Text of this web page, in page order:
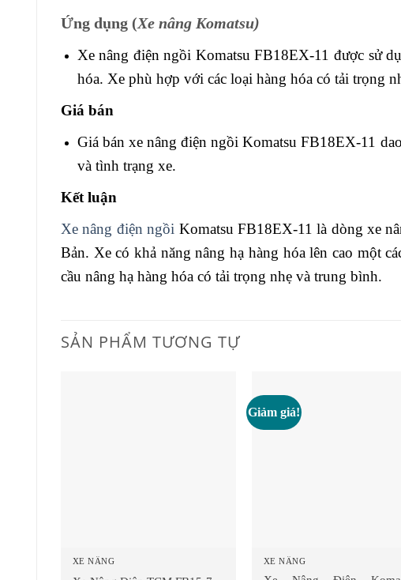
Ứng dụng (Xe nâng Komatsu)
Xe nâng điện ngồi Komatsu FB18EX-11 được sử
hóa. Xe phù hợp với các loại hàng hóa có tải trọng
Giá bán
Giá bán xe nâng điện ngồi Komatsu FB18EX-11
và tình trạng xe.
Kết luận
Xe nâng điện ngồi Komatsu FB18EX-11 là dòng xe
Bản. Xe có khả năng nâng hạ hàng hóa lên cao một
cầu nâng hạ hàng hóa có tải trọng nhẹ và trung bình.
SẢN PHẨM TƯƠNG TỰ
XE NÂNG
Giảm giá!
XE NÂNG